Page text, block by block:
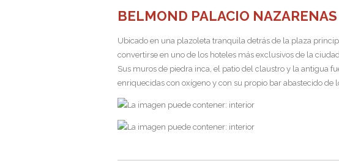
BELMOND PALACIO NAZARENAS
Ubicado en una plazoleta tranquila detrás de la plaza
convertirse en uno de los hoteles más exclusivos de la ciudad.
Sus muros de piedra inca, el patio del claustro y la antigua
enriquecidas con oxígeno y con su propio bar abastecido